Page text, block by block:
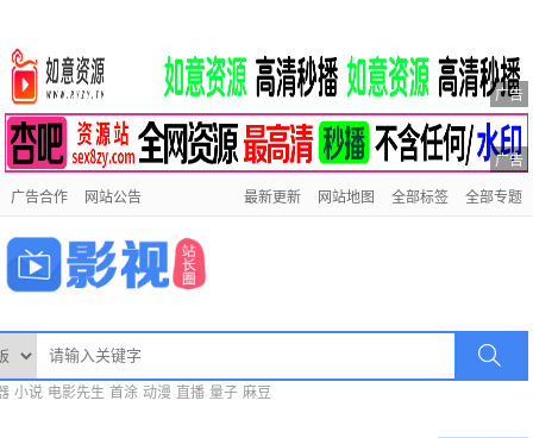
广告
广告
广告合作 网站公告 最新更新 网站地图 全部标签 全部专题
小说 电影先生 首涂 动漫 直播 量子 麻豆